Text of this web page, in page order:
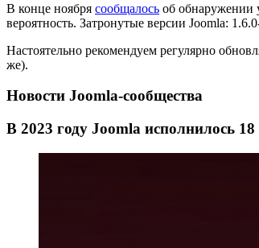
В конце ноября сообщалось об обнаружении
вероятность. Затронутые версии Joomla:
Настоятельно рекомендуем регулярно
же).
Новости Joomla-сообщества
В 2023 году Joomla исполнилось 18